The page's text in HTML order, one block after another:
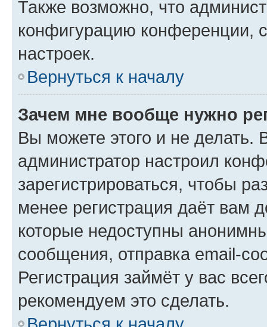
Также возможно, что
конфигурацию конференции,
настроек.
Вернуться к началу
Зачем мне вообще нужно
Вы можете этого и не делать.
администратор настроил
зарегистрироваться, чтобы
менее регистрация даёт вам
которые недоступны
сообщения, отправка email-
Регистрация займёт у вас
рекомендуем это сделать.